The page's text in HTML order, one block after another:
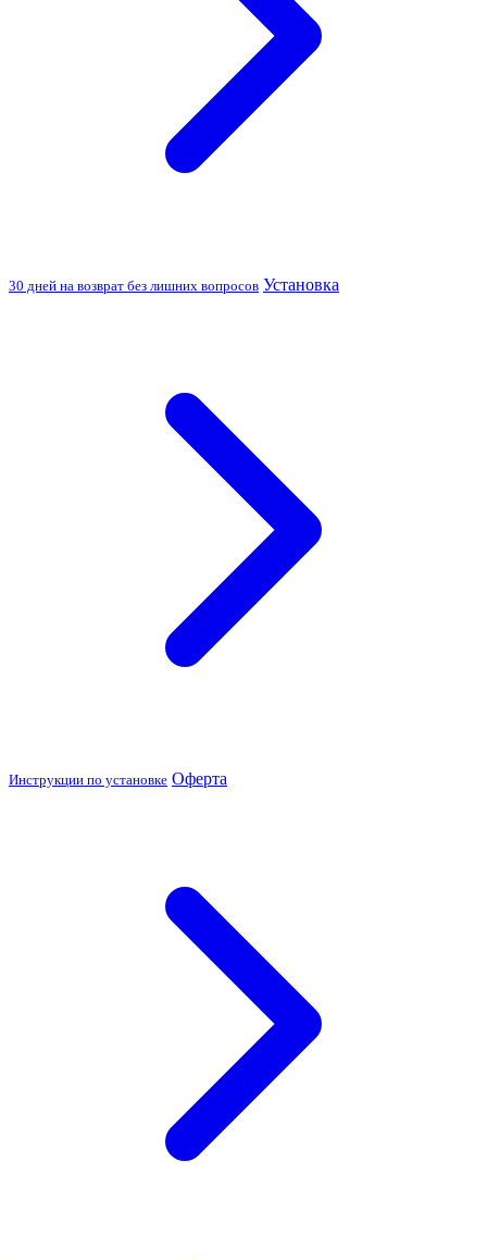
30 дней на возврат без лишних вопросов Установка
Инструкции по установке Оферта